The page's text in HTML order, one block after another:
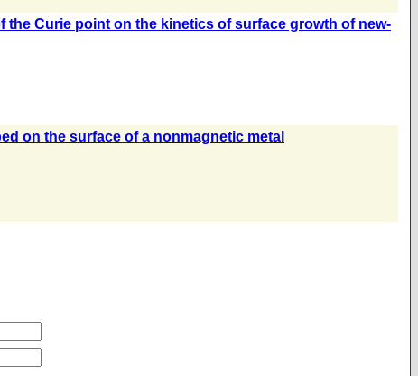
Curie point on the kinetics of surface growth of new-
on the surface of a nonmagnetic metal